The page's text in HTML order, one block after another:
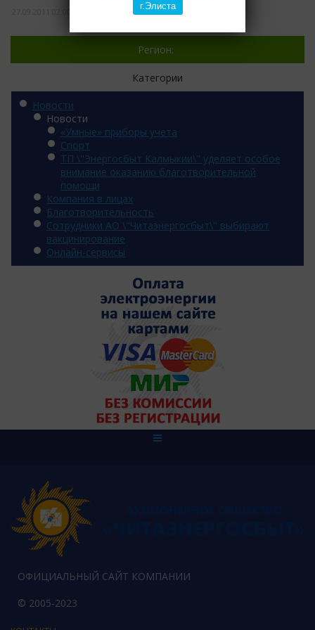
г.Элиста
Регион:
Категории
Новости
Новости
«Умные» приборы учета
Спорт
ТП \"Энергосбыт Калмыкии\" уделяет особое
внимание оказанию благотворительной
помощи
Компания в лицах
Благотворительность
Сотрудники АО \"Читаэнергосбыт\" выбирают
вакцинирование
Онлайн-сервисы
ОФИЦИАЛЬНЫЙ САЙТ КОМПАНИИ
© 2005-2023